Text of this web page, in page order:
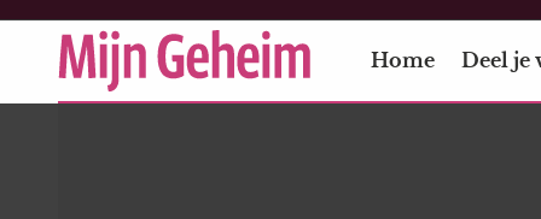
Home Deel je